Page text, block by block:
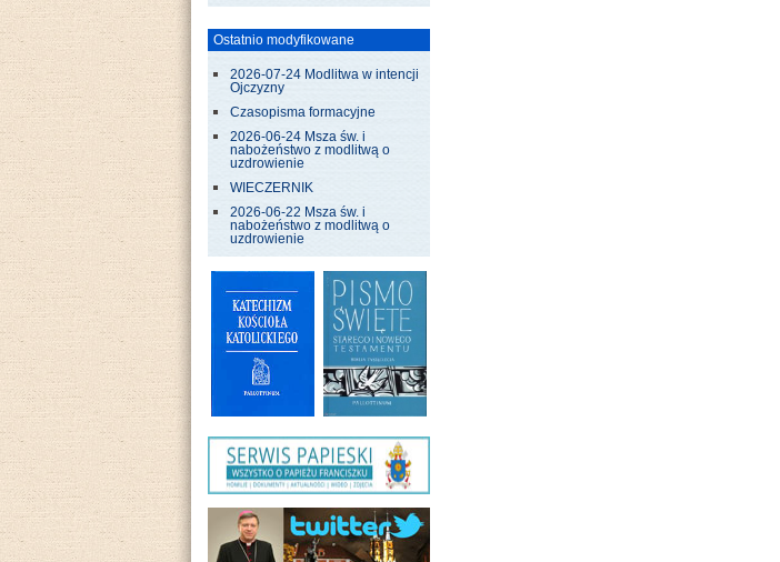
Ostatnio modyfikowane
2026-07-24 Modlitwa w intencji
Ojczyzny
Czasopisma formacyjne
2026-06-24 Msza św. i
nabożeństwo z modlitwą o
uzdrowienie
WIECZERNIK
2026-06-22 Msza św. i
nabożeństwo z modlitwą o
uzdrowienie